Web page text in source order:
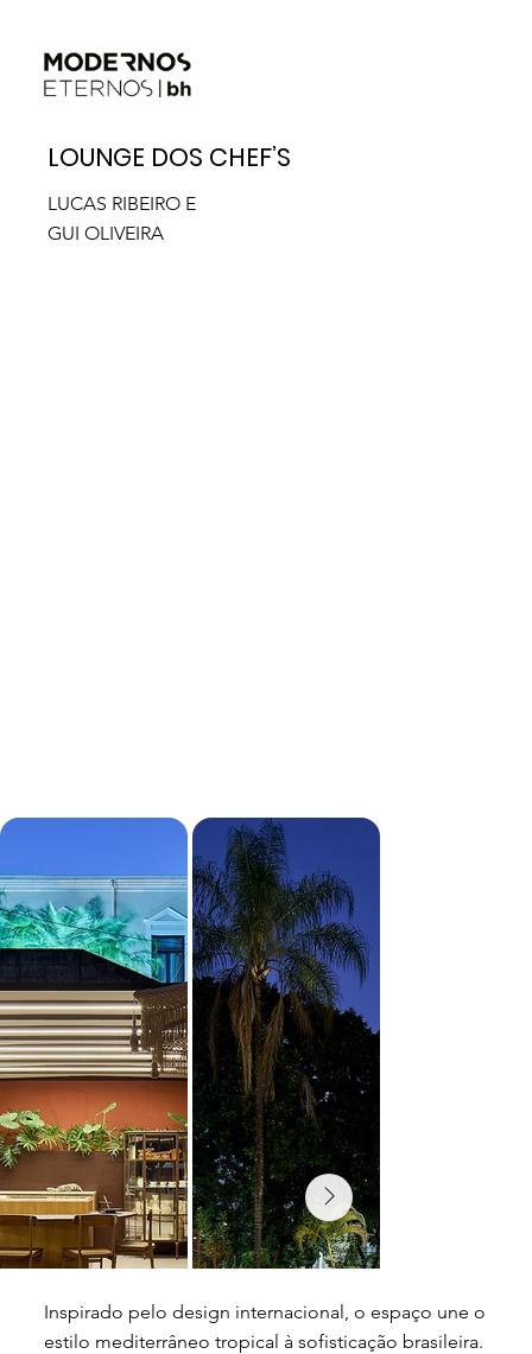
LOUNGE DOS CHEF’S
LUCAS RIBEIRO E
GUI OLIVEIRA
Inspirado pelo design internacional, o espaço une o
estilo mediterrâneo tropical à sofisticação brasileira.